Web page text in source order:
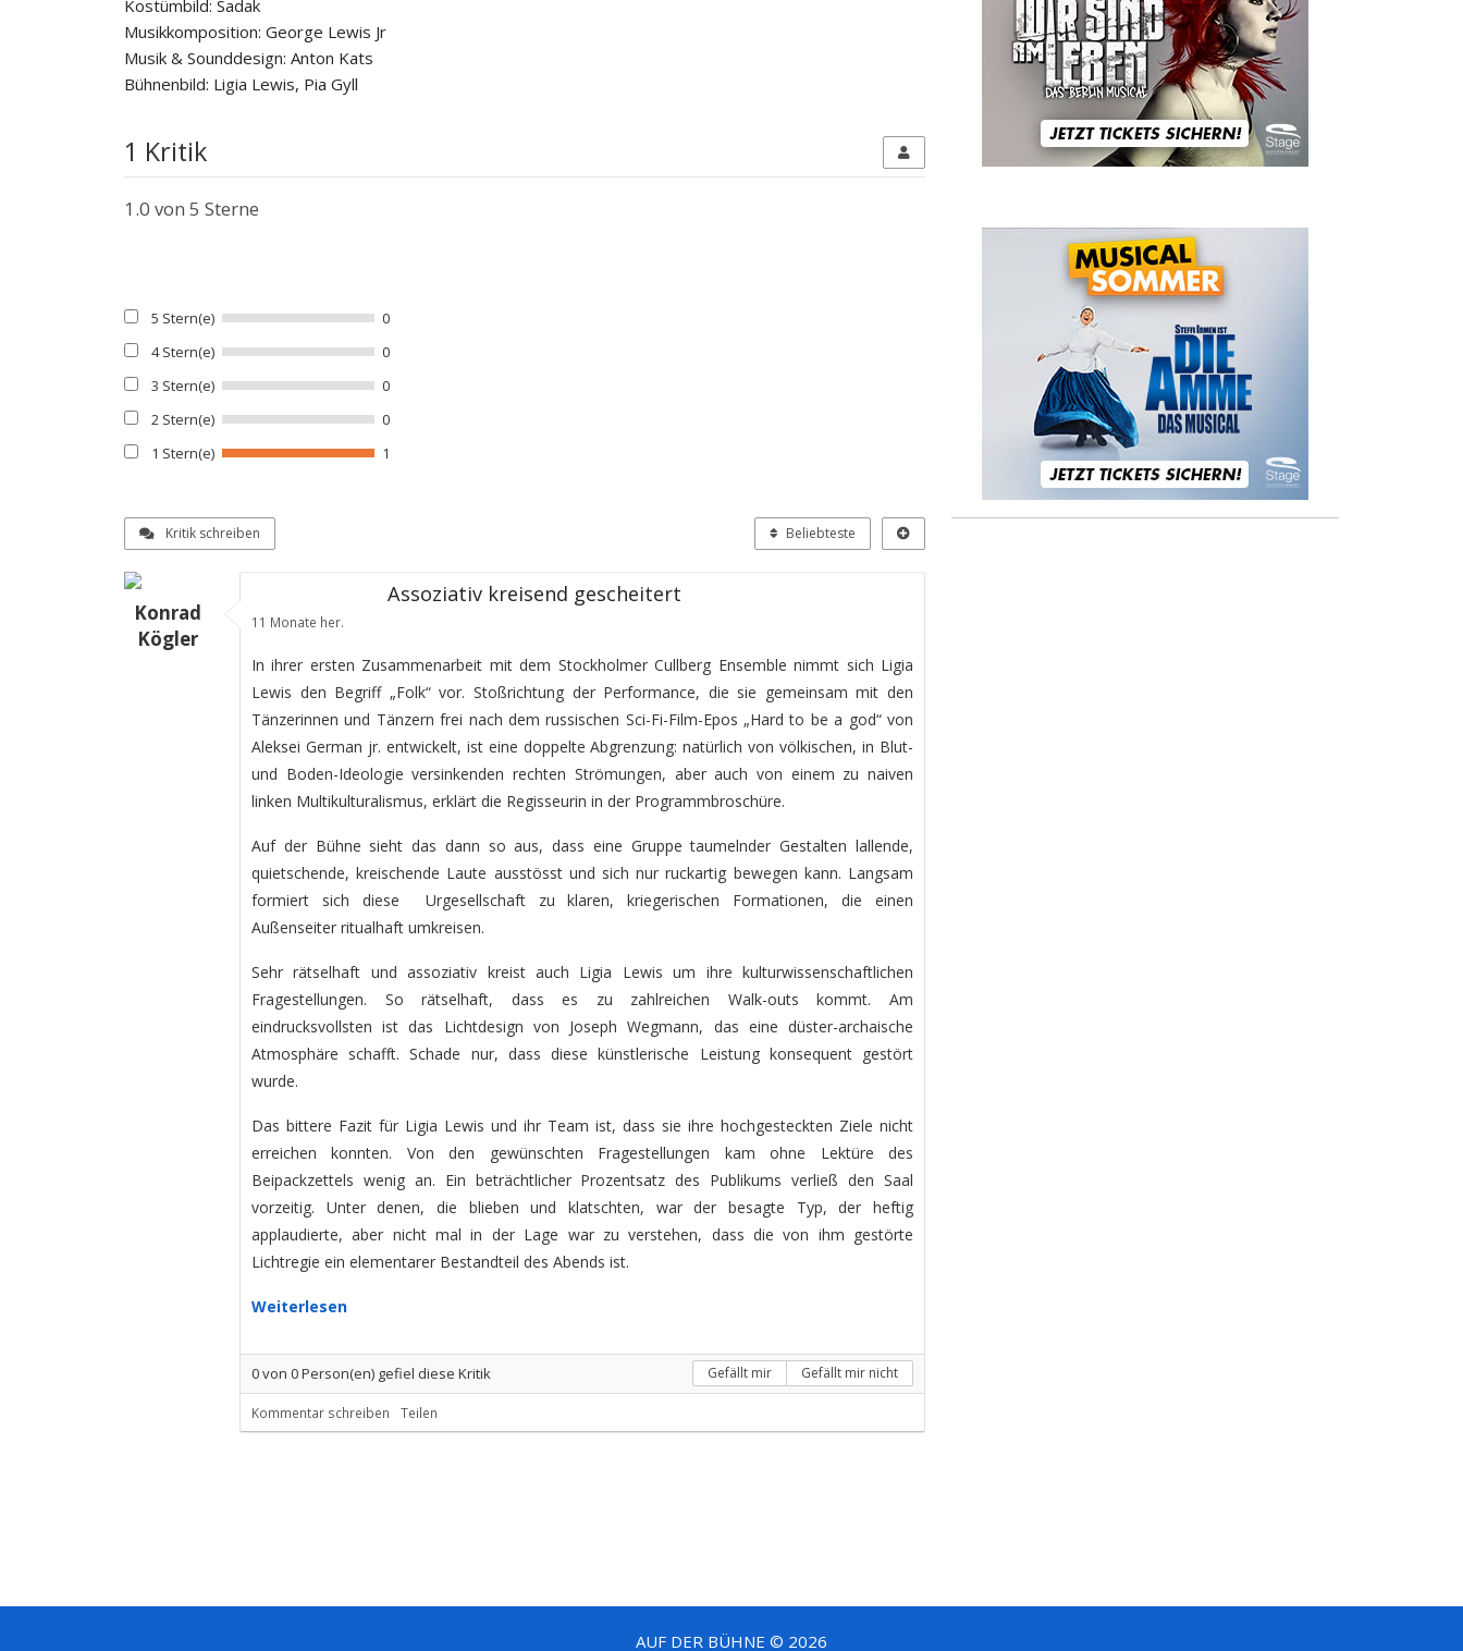
Kostümbild: Sadak
Musikkomposition: George Lewis Jr
Musik & Sounddesign: Anton Kats
Bühnenbild: Ligia Lewis, Pia Gyll
1 Kritik
1.0 von 5 Sterne
5 Stern(e)
0
4 Stern(e)
0
3 Stern(e)
0
2 Stern(e)
0
1 Stern(e)
1
Kritik schreiben Beliebteste
Konrad
Kögler
Assoziativ kreisend gescheitert
11 Monate her.
In ihrer ersten Zusammenarbeit mit dem Stockholmer Cullberg Ensemble nimmt sich Ligia
Lewis den Begriff „Folk“ vor. Stoßrichtung der Performance, die sie gemeinsam mit den
Tänzerinnen und Tänzern frei nach dem russischen Sci-Fi-Film-Epos „Hard to be a god“ von
Aleksei German jr. entwickelt, ist eine doppelte Abgrenzung: natürlich von völkischen, in Blut-
und Boden-Ideologie versinkenden rechten Strömungen, aber auch von einem zu naiven
linken Multikulturalismus, erklärt die Regisseurin in der Programmbroschüre.
Auf der Bühne sieht das dann so aus, dass eine Gruppe taumelnder Gestalten lallende,
quietschende, kreischende Laute ausstösst und sich nur ruckartig bewegen kann. Langsam
formiert sich diese Urgesellschaft zu klaren, kriegerischen Formationen, die einen
Außenseiter ritualhaft umkreisen.
Sehr rätselhaft und assoziativ kreist auch Ligia Lewis um ihre kulturwissenschaftlichen
Fragestellungen. So rätselhaft, dass es zu zahlreichen Walk-outs kommt. Am
eindrucksvollsten ist das Lichtdesign von Joseph Wegmann, das eine düster-archaische
Atmosphäre schafft. Schade nur, dass diese künstlerische Leistung konsequent gestört
wurde.
Das bittere Fazit für Ligia Lewis und ihr Team ist, dass sie ihre hochgesteckten Ziele nicht
erreichen konnten. Von den gewünschten Fragestellungen kam ohne Lektüre des
Beipackzettels wenig an. Ein beträchtlicher Prozentsatz des Publikums verließ den Saal
vorzeitig. Unter denen, die blieben und klatschten, war der besagte Typ, der heftig
applaudierte, aber nicht mal in der Lage war zu verstehen, dass die von ihm gestörte
Lichtregie ein elementarer Bestandteil des Abends ist.
Weiterlesen
0von 0Person(en) gefiel diese Kritik Gefällt mir Gefällt mir nicht
Kommentar schreiben Teilen
AUF DER BÜHNE © 2026